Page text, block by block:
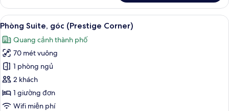
Phòng
Junior,
1
giường
cỡ
king
Xem
tất
cả
ảnh
Phòng
Suite,
góc
(Prestige
Phòng Suite, góc (Prestige Corner)
14
Phòng Suite, góc (Prestige Corner)
Quang cảnh thành phố
70 mét vuông
1 phòng ngủ
2 khách
1 giường đơn
Wifi miễn phí